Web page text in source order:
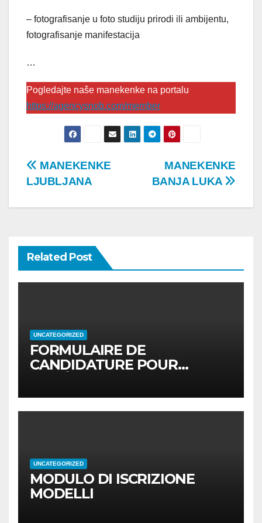
– fotografisanje u foto studiju prirodi ili ambijentu,
fotografisanje manifestacija
…
Pogledajte naše manekenke na portalu
https://agencysnob.com/member
Post
MANEKENKE
BANJA LUKA
MANEKENKE
LJUBLJANA
Related Post
UNCATEGORIZED
FORMULAIRE DE
CANDIDATURE POUR
UNCATEGORIZED
MODULO DI ISCRIZIONE
MODELLI